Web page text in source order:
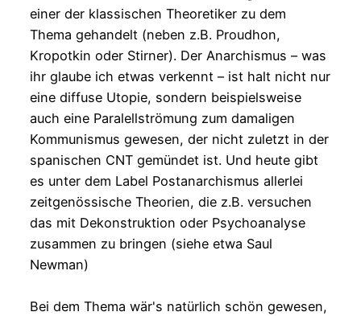
einer der klassischen Theoretiker zu dem
Thema gehandelt (neben z.B. Proudhon,
Kropotkin oder Stirner). Der Anarchismus – was
ihr glaube ich etwas verkennt – ist halt nicht nur
eine diffuse Utopie, sondern beispielsweise
auch eine Paralellströmung zum damaligen
Kommunismus gewesen, der nicht zuletzt in der
spanischen CNT gemündet ist. Und heute gibt
es unter dem Label Postanarchismus allerlei
zeitgenössische Theorien, die z.B. versuchen
das mit Dekonstruktion oder Psychoanalyse
zusammen zu bringen (siehe etwa Saul
Newman)
Bei dem Thema wär's natürlich schön gewesen,